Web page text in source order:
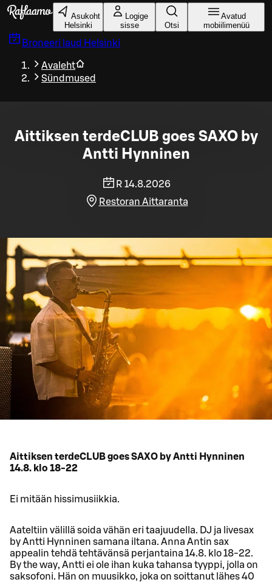
Liigu peamise sisu juurde
Asukoht
Helsinki
Logige
sisse
Otsi
Avatud
mobiilimenüü
Broneeri laud Helsinki
Avaleht
Sündmused
Aittiksen terdeCLUB goes SAXO by
Antti Hynninen
R 14.8.2026
Restoran Aittaranta
Aittiksen terdeCLUB goes SAXO by Antti Hynninen
14.8. klo 18-22
Ei mitään hissimusiikkia.
Aateltiin välillä soida vähän eri taajuudella. DJ ja livesax
by Antti Hynninen samana iltana. Anna Antin sax
appealin tehdä tehtävänsä perjantaina 14.8. klo 18-22.
By the way, Antti ei ole ihan kuka tahansa tyyppi, jolla on
saksofoni. Hän on muusikko, joka on soittanut lähes 40